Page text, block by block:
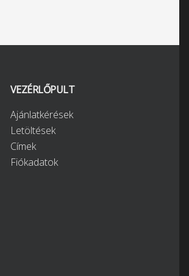
VEZÉRLŐPULT
Ajánlatkérések
Letöltések
Címek
Fiókadatok